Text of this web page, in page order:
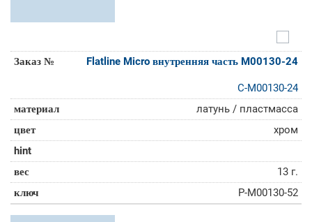
Flatline Micro внутренняя часть M00130-24
C-M00130-24
латунь / пластмасса
хром
13 г.
P-M00130-52